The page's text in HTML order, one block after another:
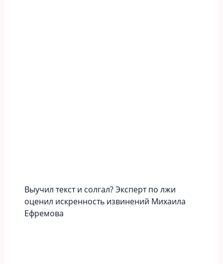
Выучил текст и солгал? Эксперт по лжи
оценил искренность извинений Михаила
Ефремова